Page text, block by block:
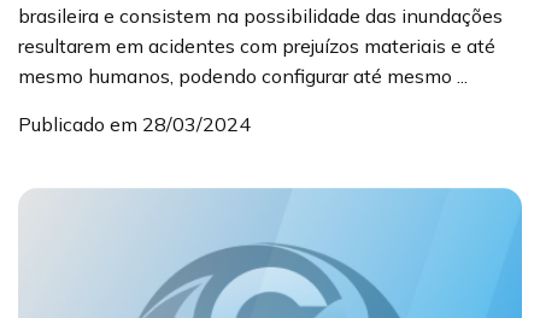
brasileira e consistem na possibilidade das inundações
resultarem em acidentes com prejuízos materiais e até
mesmo humanos, podendo configurar até mesmo ...
Publicado em 28/03/2024